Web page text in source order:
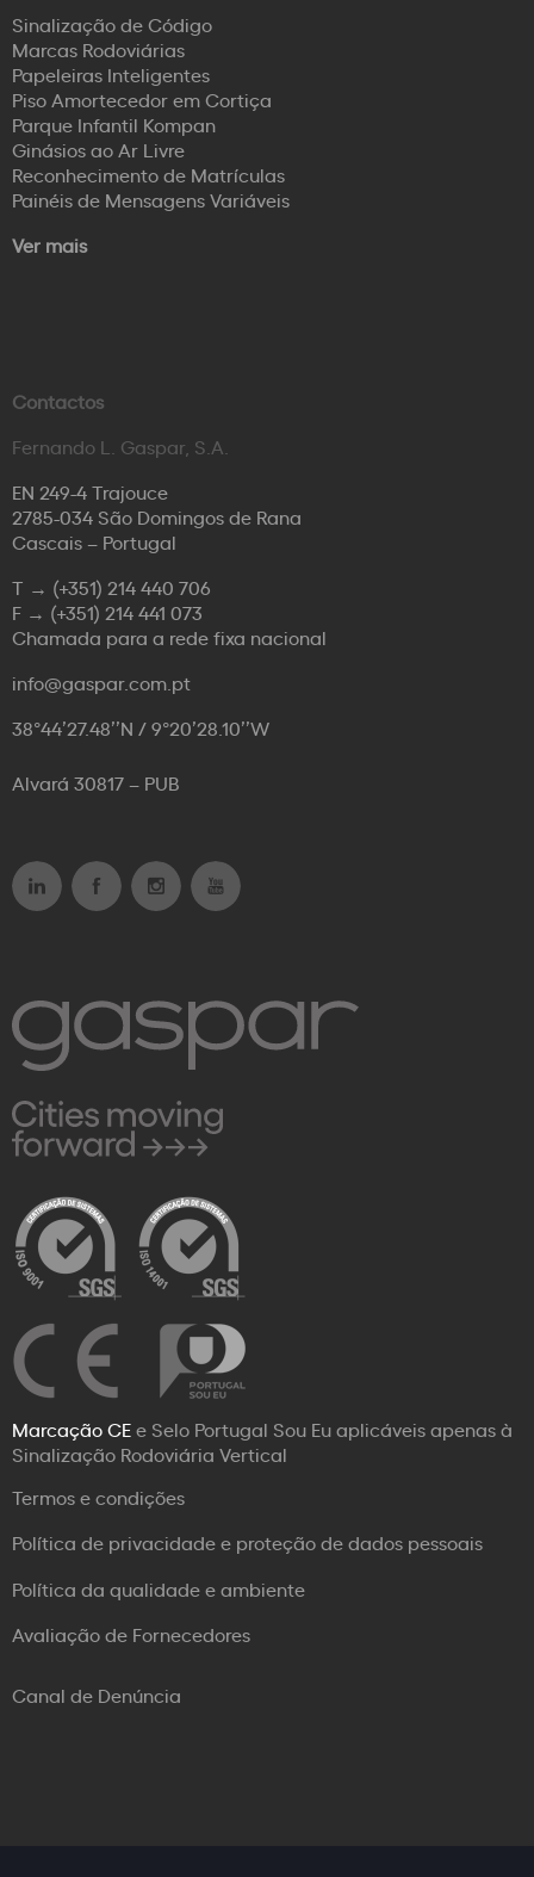
Sinalização de Código
Marcas Rodoviárias
Papeleiras Inteligentes
Piso Amortecedor em Cortiça
Parque Infantil Kompan
Ginásios ao Ar Livre
Reconhecimento de Matrículas
Painéis de Mensagens Variáveis
Ver mais
Contactos
Fernando L. Gaspar, S.A.
EN 249-4 Trajouce
2785-034 São Domingos de Rana
Cascais – Portugal
T → (+351) 214 440 706
F → (+351) 214 441 073
Chamada para a rede fixa nacional
info@gaspar.com.pt
38°44’27.48’’N / 9°20’28.10’’W
Alvará 30817 – PUB
Marcação CEe Selo Portugal Sou Eu aplicáveis apenas à
Sinalização Rodoviária Vertical
Termos e condições
Política de privacidade e proteção de dados pessoais
Política da qualidade e ambiente
Avaliação de Fornecedores
Canal de Denúncia